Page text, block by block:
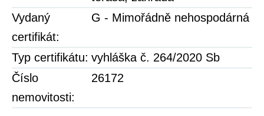
Vydaný
certifikát:
G - Mimořádně nehospodárná
Typ certifikátu: vyhláška č. 264/2020 Sb
Číslo
nemovitosti:
26172